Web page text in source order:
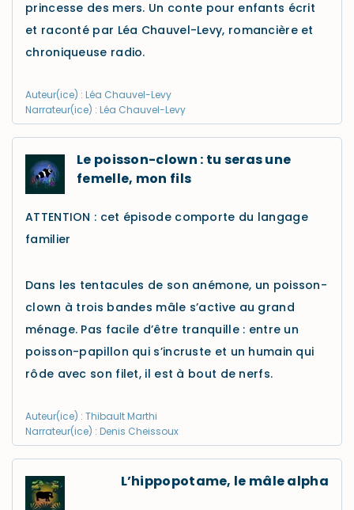
princesse des mers. Un conte pour enfants écrit
et raconté par Léa Chauvel-Levy, romancière et
chroniqueuse radio.
Auteur(ice) : Léa Chauvel-Levy
Narrateur(ice) : Léa Chauvel-Levy
Le poisson-clown : tu seras une
femelle, mon fils
ATTENTION : cet épisode comporte du langage
familier
Dans les tentacules de son anémone, un poisson-
clown à trois bandes mâle s’active au grand
ménage. Pas facile d’être tranquille : entre un
poisson-papillon qui s’incruste et un humain qui
rôde avec son filet, il est à bout de nerfs.
Auteur(ice) : Thibault Marthi
Narrateur(ice) : Denis Cheissoux
L’hippopotame, le mâle alpha